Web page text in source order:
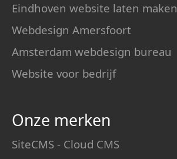
Eindhoven website laten maken
Webdesign Amersfoort
Amsterdam webdesign bureau
Website voor bedrijf
Onze merken
SiteCMS - Cloud CMS